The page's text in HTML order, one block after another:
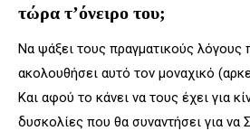
τώρα τ’όνειρο του;
Να ψάξει τους πραγματικούς λόγους
ακολουθήσει αυτό τον μοναχικό
Και αφού το κάνει να τους έχει για
δυσκολίες που θα συναντήσει για να